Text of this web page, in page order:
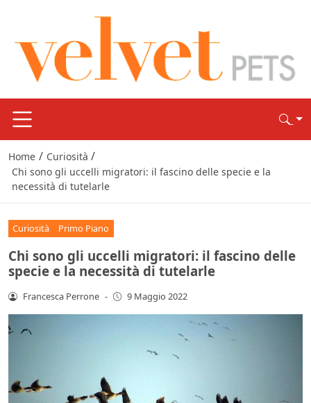
Home / Curiosità /
Chi sono gli uccelli migratori: il fascino delle specie e la
necessità di tutelarle
Curiosità Primo Piano
Chi sono gli uccelli migratori: il fascino delle
specie e la necessità di tutelarle
Francesca Perrone - 9 Maggio 2022